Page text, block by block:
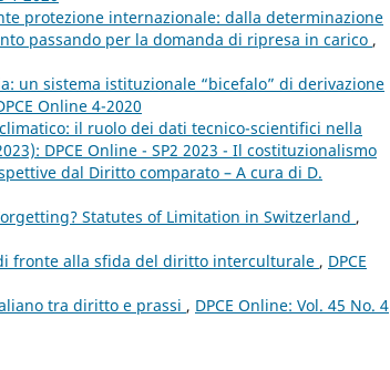
protezione internazionale: dalla determinazione
passando per la domanda di ripresa in carico ,
un sistema istituzionale “bicefalo” di derivazione
Online 4-2020
il ruolo dei dati tecnico-scientifici nella
DPCE Online - SP2 2023 - Il costituzionalismo
dal Diritto comparato – A cura di D.
Statutes of Limitation in Switzerland ,
fronte alla sfida del diritto interculturale , DPCE
tra diritto e prassi , DPCE Online: Vol. 45 No. 4